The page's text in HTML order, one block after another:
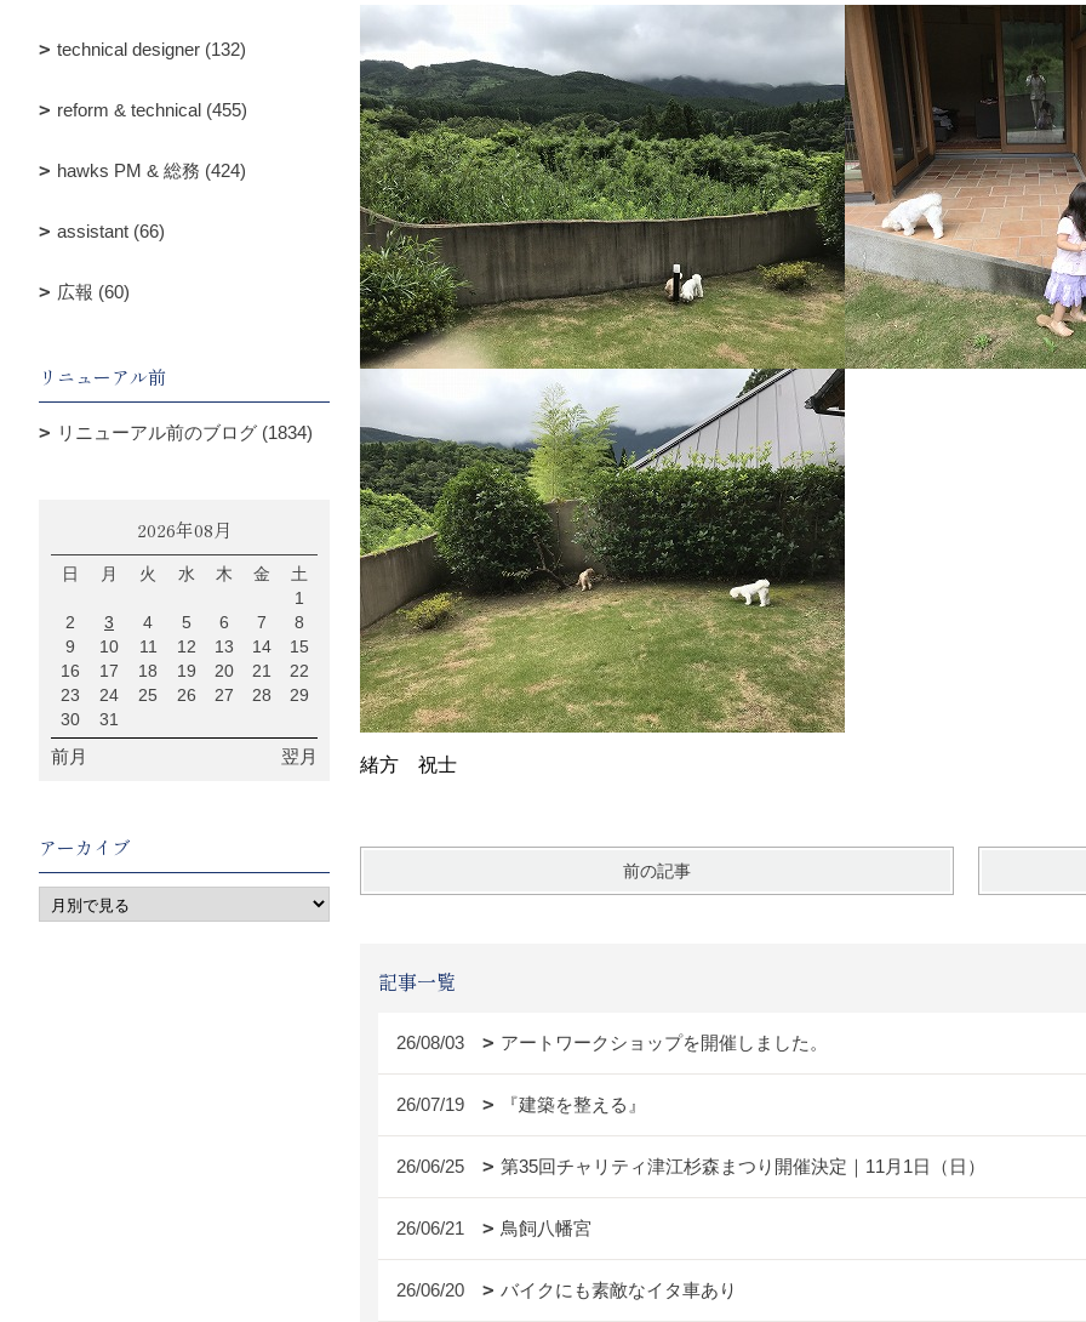
緒方 祝士
前の記事
記事一覧
26/08/03 アートワークショップを開催しました。
26/07/19 『建築を整える』
26/06/25 第35回チャリティ津江杉森まつり開催決定｜11月1日（日）
26/06/21 鳥飼八幡宮
26/06/20 バイクにも素敵なイタ車あり
technical designer (132)
reform & technical (455)
hawks PM & 総務 (424)
assistant (66)
広報 (60)
リニューアル前
リニューアル前のブログ (1834)
2026年08月
日 月 火 水 木 金
土
1
2
3 4 5 6 7
8
9
10 11 12 13 14
15
16
17 18 19 20 21
22
23
24 25 26 27 28
29
30
31
前月 翌月
アーカイブ